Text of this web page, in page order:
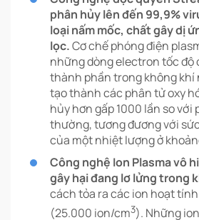
phân hủy lên đến 99,9%
loại nấm mốc, chất gây dị
lọc.Cơ chế phóng điện
những dòng electron tốc độ
thành phần trong không khí
tạo thành các phân tử oxy
hủy hơn gấp 1000 lần so
thường, tương đương với
của một nhiệt lượng ở
Công nghệ Ion Plasma vô
gây hại đang lơ lửng trong
cách tỏa ra các ion hoạt
(25.000 ion/cm3). Những